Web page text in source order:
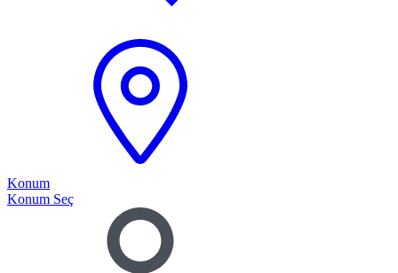
Konum
Konum Seç